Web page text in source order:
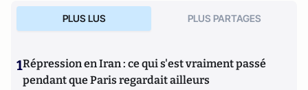
PLUS LUS PLUS PARTAGES
1Répression en Iran : ce qui s'est vraiment passé
pendant que Paris regardait ailleurs